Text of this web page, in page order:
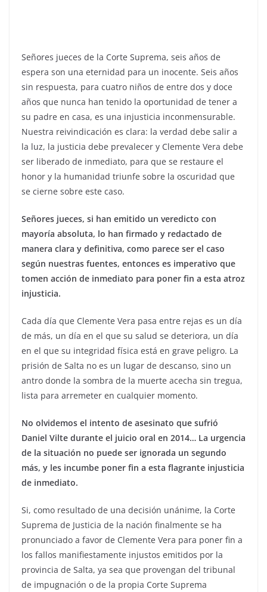
Señores jueces de la Corte Suprema, seis años de
espera son una eternidad para un inocente. Seis años
sin respuesta, para cuatro niños de entre dos y doce
años que nunca han tenido la oportunidad de tener a
su padre en casa, es una injusticia inconmensurable.
Nuestra reivindicación es clara: la verdad debe salir a
la luz, la justicia debe prevalecer y Clemente Vera debe
ser liberado de inmediato, para que se restaure el
honor y la humanidad triunfe sobre la oscuridad que
se cierne sobre este caso.
Señores jueces, si han emitido un veredicto con
mayoría absoluta, lo han firmado y redactado de
manera clara y definitiva, como parece ser el caso
según nuestras fuentes, entonces es imperativo que
tomen acción de inmediato para poner fin a esta atroz
injusticia.
Cada día que Clemente Vera pasa entre rejas es un día
de más, un día en el que su salud se deteriora, un día
en el que su integridad física está en grave peligro. La
prisión de Salta no es un lugar de descanso, sino un
antro donde la sombra de la muerte acecha sin tregua,
lista para arremeter en cualquier momento.
No olvidemos el intento de asesinato que sufrió
Daniel Vilte durante el juicio oral en 2014… La urgencia
de la situación no puede ser ignorada un segundo
más, y les incumbe poner fin a esta flagrante injusticia
de inmediato.
Si, como resultado de una decisión unánime, la Corte
Suprema de Justicia de la nación finalmente se ha
pronunciado a favor de Clemente Vera para poner fin a
los fallos manifiestamente injustos emitidos por la
provincia de Salta, ya sea que provengan del tribunal
de impugnación o de la propia Corte Suprema